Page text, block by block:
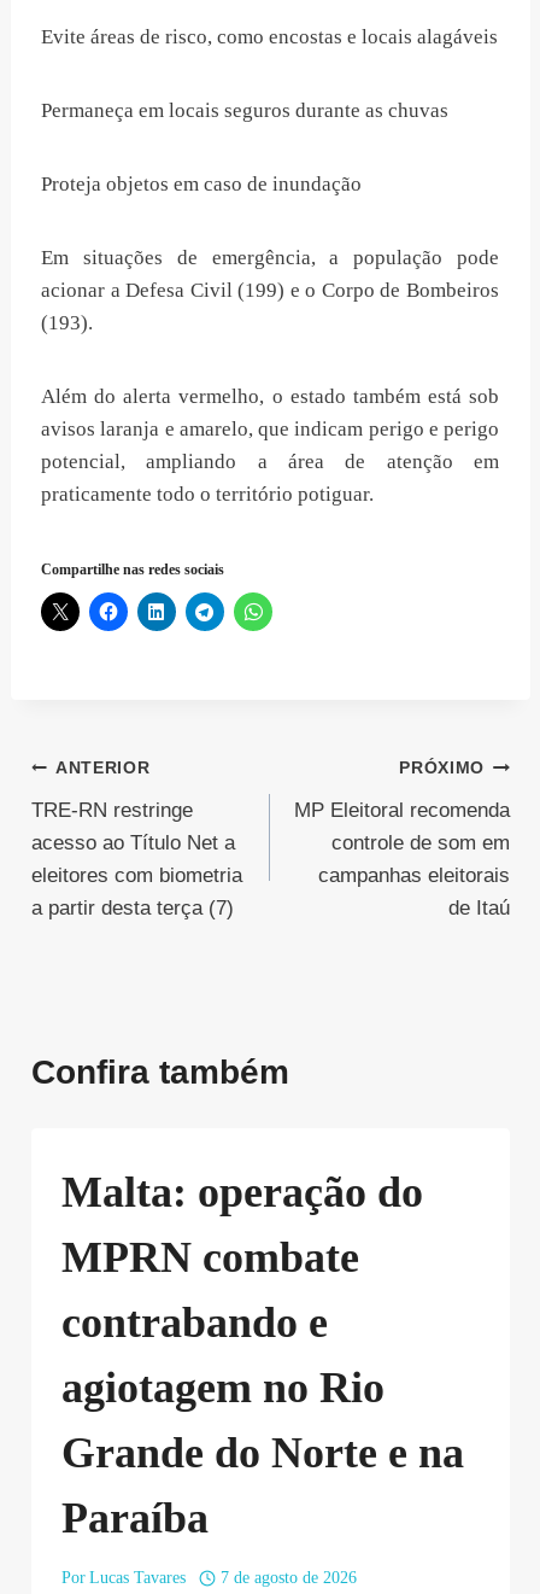
Evite áreas de risco, como encostas e locais alagáveis
Permaneça em locais seguros durante as chuvas
Proteja objetos em caso de inundação
Em situações de emergência, a população pode
acionar a Defesa Civil (199) e o Corpo de Bombeiros
(193).
Além do alerta vermelho, o estado também está sob
avisos laranja e amarelo, que indicam perigo e perigo
potencial, ampliando a área de atenção em
praticamente todo o território potiguar.
Compartilhe nas redes sociais
Navegação
de
Post
ANTERIOR
TRE-RN restringe
acesso ao Título Net a
eleitores com biometria
a partir desta terça (7)
PRÓXIMO
MP Eleitoral recomenda
controle de som em
campanhas eleitorais
de Itaú
Confira também
Malta: operação do
MPRN combate
contrabando e
agiotagem no Rio
Grande do Norte e na
Paraíba
Por Lucas Tavares
7 de agosto de 2026